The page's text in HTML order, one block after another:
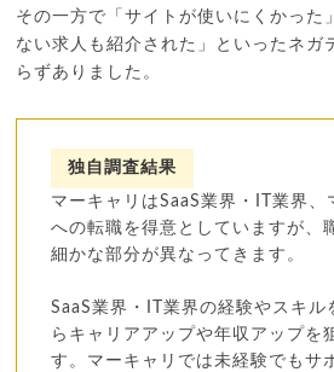
その一方で「サイトが使いにくかった
ない求人も紹介された」といったネガ
らずありました。
独自調査結果
マーキャリはSaaS業界・IT業界、
への転職を得意としていますが、
細かな部分が異なってきます。
SaaS業界・IT業界の経験やスキル
らキャリアアップや年収アップを
す。マーキャリでは未経験でもサ